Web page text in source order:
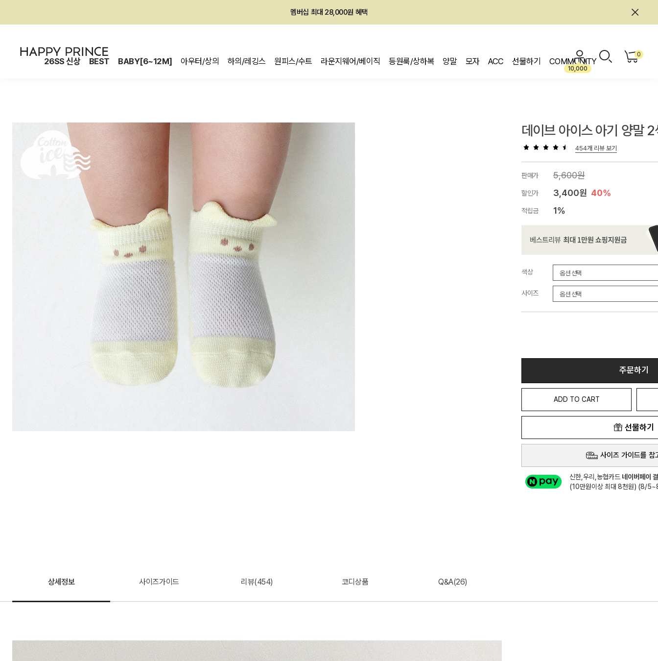
회원전용 아울렛, 가입하면 ~60% 할인!
26SS 신상 BEST BABY[6~12M] 아우터/상의 하의/레깅스 원피스/수트 라운지웨어/베이직 등원룩/상하복 양말 모자 ACC 선물하기 COMMUNITY
10,000
0
데이브 아이스 아기 양말
454개 리뷰 보기
판매가 5,600원
할인가 3,400원 40%
적립금 1%
색상
사이즈
주문하기
ADD TO CART
선물하기
사이즈 가이드를 참
신한,우리,농협카드 네이버페이
(10만원이상 최대 8천원) (8/
상세정보 사이즈가이드 리뷰(454) 코디상품 Q&A(26)